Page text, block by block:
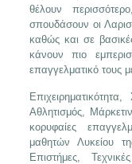
θέλουν
σπουδάσουν οι
καθώς και σε
κάνουν πιο
επαγγελματικό τους
Αθλητισμός,
κορυφαίες
μαθητών Λυκείου
Επιστήμες,